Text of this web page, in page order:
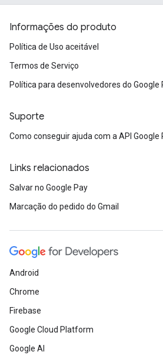
Informações do produto
Política de Uso aceitável
Termos de Serviço
Política para desenvolvedores do
Suporte
Como conseguir ajuda com a API Google
Links relacionados
Salvar no Google Pay
Marcação do pedido do Gmail
Android
Chrome
Firebase
Google Cloud Platform
Google AI